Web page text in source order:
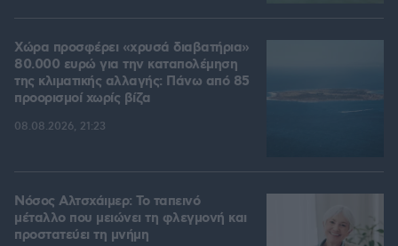
Χώρα προσφέρει «χρυσά διαβατήρια»
80.000 ευρώ για την καταπολέμηση
της κλιματικής αλλαγής: Πάνω από 85
προορισμοί χωρίς βίζα
08.08.2026, 21:23
Νόσος Αλτσχάιμερ: Το ταπεινό
μέταλλο που μειώνει τη φλεγμονή και
προστατεύει τη μνήμη